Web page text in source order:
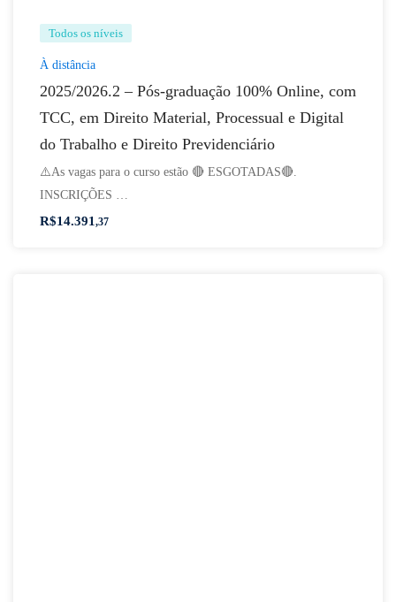
Todos os níveis
À distância
2025/2026.2 – Pós-graduação 100% Online, com
TCC, em Direito Material, Processual e Digital
do Trabalho e Direito Previdenciário
⚠️As vagas para o curso estão 🔴 ESGOTADAS🔴.
INSCRIÇÕES …
R$14.391,37